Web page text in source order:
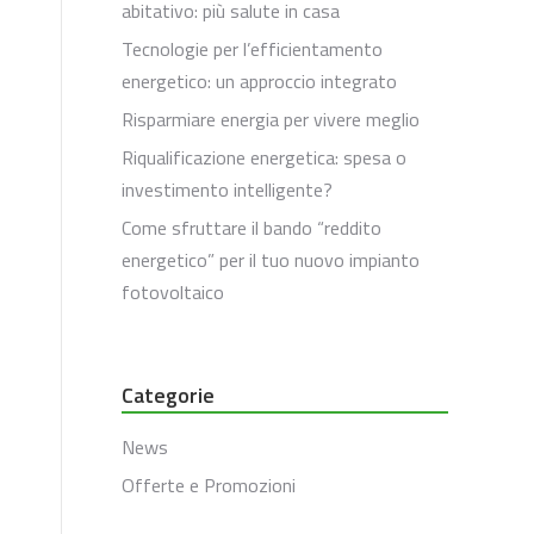
abitativo: più salute in casa
Tecnologie per l’efficientamento
energetico: un approccio integrato
Risparmiare energia per vivere meglio
Riqualificazione energetica: spesa o
investimento intelligente?
Come sfruttare il bando “reddito
energetico” per il tuo nuovo impianto
fotovoltaico
Categorie
News
Offerte e Promozioni